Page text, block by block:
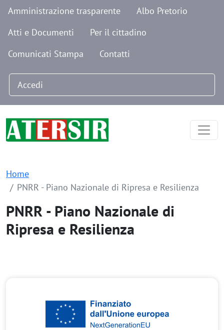
Salta al contenuto principale
Navigazione secondaria
Amministrazione trasparente
Albo Pretorio
Atti e Documenti
Per il cittadino
Comunicati Stampa
Contatti
Menu profilo utente
Accedi
Home
PNRR - Piano Nazionale di Ripresa e Resilienza
PNRR - Piano Nazionale di
Ripresa e Resilienza
Immagine